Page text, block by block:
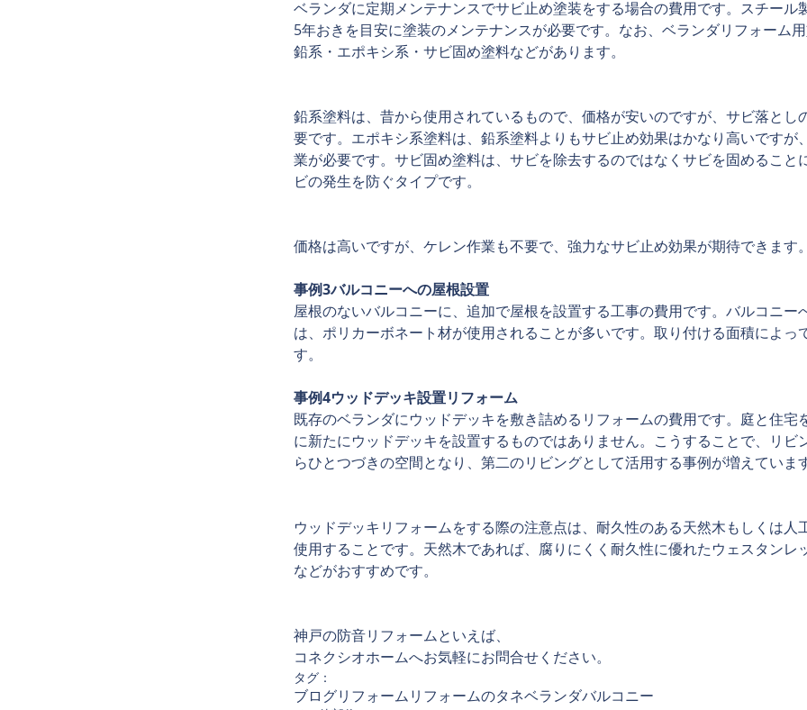
ベランダに定期メンテナンスでサビ止め塗装をする場合の費用です。スチール
5年おきを目安に塗装のメンテナンスが必要です。なお、ベランダリフォーム
鉛系・エポキシ系・サビ固め塗料などがあります。
鉛系塗料は、昔から使用されているもので、価格が安いのですが、サビ落とし
要です。エポキシ系塗料は、鉛系塗料よりもサビ止め効果はかなり高いですが
業が必要です。サビ固め塗料は、サビを除去するのではなくサビを固めること
ビの発生を防ぐタイプです。
価格は高いですが、ケレン作業も不要で、強力なサビ止め効果が期待できます
事例3バルコニーへの屋根設置
屋根のないバルコニーに、追加で屋根を設置する工事の費用です。バルコニー
は、ポリカーボネート材が使用されることが多いです。取り付ける面積によっ
す。
事例4ウッドデッキ設置リフォーム
既存のベランダにウッドデッキを敷き詰めるリフォームの費用です。庭と住宅
に新たにウッドデッキを設置するものではありません。こうすることで、リビ
らひとつづきの空間となり、第二のリビングとして活用する事例が増えていま
ウッドデッキリフォームをする際の注意点は、耐久性のある天然木もしくは人
使用することです。天然木であれば、腐りにくく耐久性に優れたウェスタンレ
などがおすすめです。
神戸の防音リフォームといえば、
​コネクシオホームへお気軽にお問合せください。
タグ：
ブログリフォームリフォームのタネベランダバルコニー